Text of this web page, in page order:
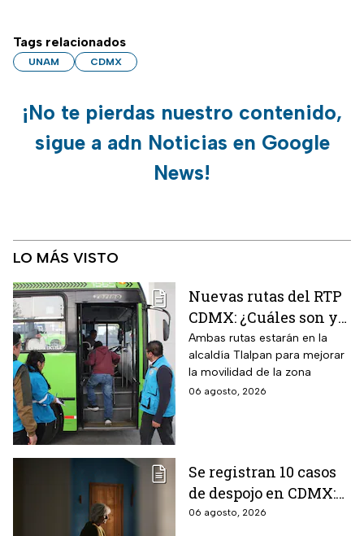
Tags relacionados
UNAM CDMX
¡No te pierdas nuestro contenido,
sigue a adn Noticias en Google
News!
LO MÁS VISTO
Nuevas rutas del RTP
CDMX: ¿Cuáles son y
con qué estaciones
del Metrobús
conectan?
Ambas rutas estarán en la
alcaldía Tlalpan para mejorar
la movilidad de la zona
06 agosto, 2026
Se registran 10 casos
de despojo en CDMX:
adultos mayores son
06 agosto, 2026